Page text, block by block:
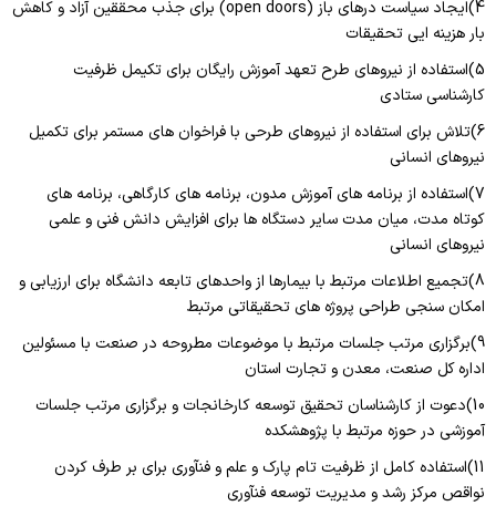
4)ایجاد سیاست درهای باز (open doors) برای جذب محققین آزاد و کاهش
بار هزینه ایی تحقیقات
5)استفاده از نیروهای طرح تعهد آموزش رایگان برای تکیمل ظرفیت
کارشناسی ستادی
6)تلاش برای استفاده از نیروهای طرحی با فراخوان های مستمر برای تکمیل
نیروهای انسانی
7)استفاده از برنامه های آموزش مدون، برنامه های کارگاهی، برنامه های
کوتاه مدت، میان مدت سایر دستگاه ها برای افزایش دانش فنی و علمی
نیروهای انسانی
8)تجمیع اطلاعات مرتبط با بیمارها از واحدهای تابعه دانشگاه برای ارزیابی و
امکان سنجی طراحی پروژه های تحقیقاتی مرتبط
9)برگزاری مرتب جلسات مرتبط با موضوعات مطروحه در صنعت با مسئولین
اداره کل صنعت، معدن و تجارت استان
10)دعوت از کارشناسان تحقیق توسعه کارخانجات و برگزاری مرتب جلسات
آموزشی در حوزه مرتبط با پژوهشکده
11)استفاده کامل از ظرفیت تام پارک و علم و فنآوری برای بر طرف کردن
نواقص مرکز رشد و مدیریت توسعه فنآوری